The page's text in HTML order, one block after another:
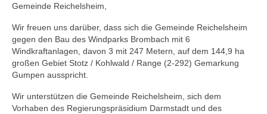
Gemeinde Reichelsheim,
Wir freuen uns darüber, dass sich die Gemeinde Reichelsheim
gegen den Bau des Windparks Brombach mit 6
Windkraftanlagen, davon 3 mit 247 Metern, auf dem 144,9 ha
großen Gebiet Stotz / Kohlwald / Range (2-292) Gemarkung
Gumpen ausspricht.
Wir unterstützen die Gemeinde Reichelsheim, sich dem
Vorhaben des Regierungspräsidium Darmstadt und des